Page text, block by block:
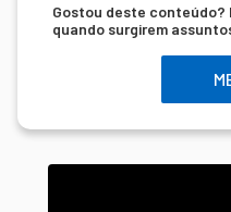
Gostou deste conteúdo?
quando surgirem